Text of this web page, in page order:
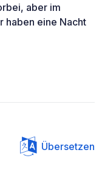
aber im
haben eine Nacht
Übersetzen